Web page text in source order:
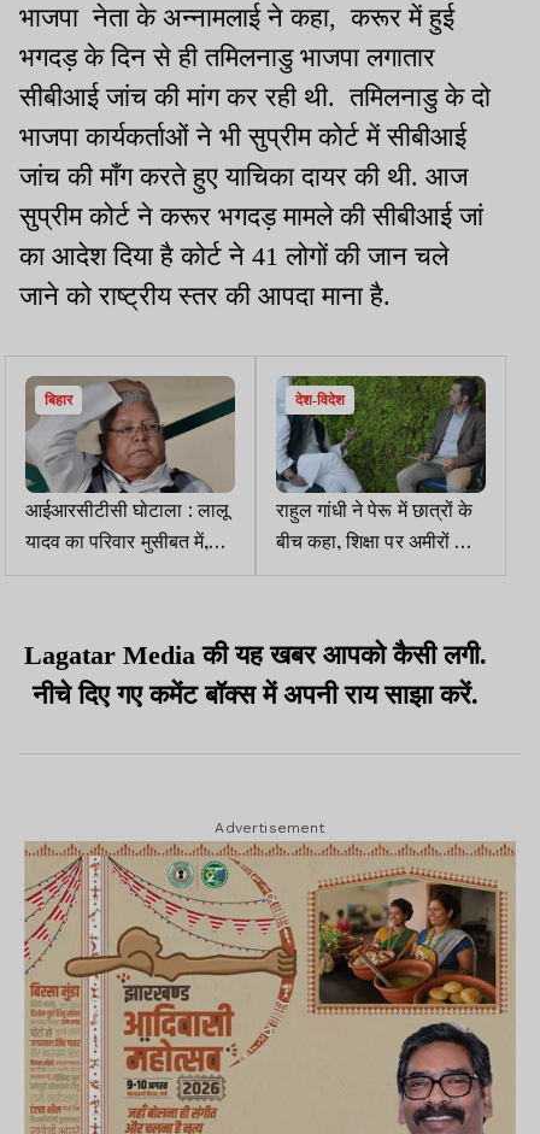
भाजपा नेता के अन्नामलाई ने कहा, करूर में हुई
भगदड़ के दिन से ही तमिलनाडु भाजपा लगातार
सीबीआई जांच की मांग कर रही थी. तमिलनाडु के दो
भाजपा कार्यकर्ताओं ने भी सुप्रीम कोर्ट में सीबीआई
जांच की माँग करते हुए याचिका दायर की थी. आज
सुप्रीम कोर्ट ने करूर भगदड़ मामले की सीबीआई जां
का आदेश दिया है कोर्ट ने 41 लोगों की जान चले
जाने को राष्ट्रीय स्तर की आपदा माना है.
बिहार
आईआरसीटीसी घोटाला : लालू
यादव का परिवार मुसीबत में,
अदालत ने लालू सहित राबड़ी
देश-विदेश
राहुल गांधी ने पेरू में छात्रों के
बीच कहा, शिक्षा पर अमीरों का
विशेषाधिकार नहीं, गरीबों का भी
Lagatar Media की यह खबर आपको कैसी लगी.
नीचे दिए गए कमेंट बॉक्स में अपनी राय साझा करें.
Advertisement